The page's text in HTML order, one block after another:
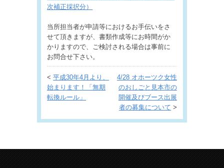
次補正採択分）
当所担当者が申請等におけるお手伝いをさ
せて頂きますが、書類作成等にお時間がか
かりますので、ご検討される場合は事前に
お問合せ下さい。
<平成30年4月より、
始まります！「無期
転換ルール」
4/28 オホーツク女性
のおしごと見本市の
開催及びブース出展
者の募集について >